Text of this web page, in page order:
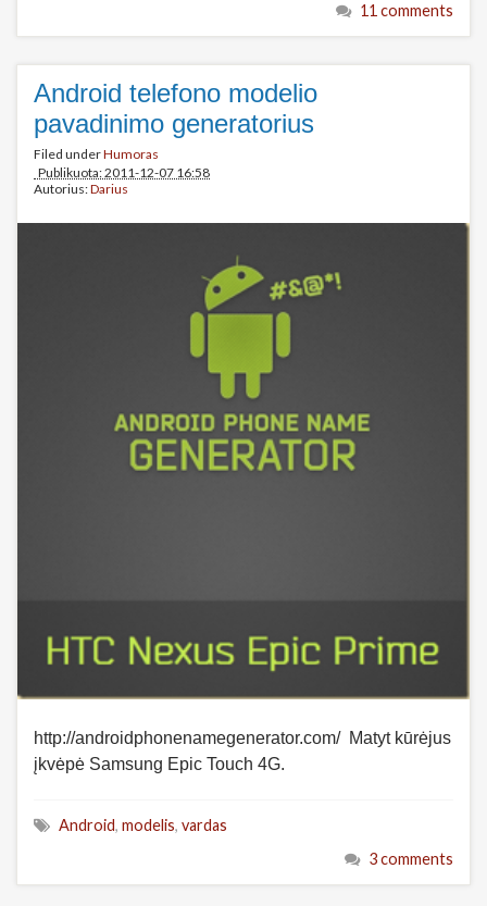
11 comments
Android telefono modelio
pavadinimo generatorius
Filed underHumoras
Publikuota: 2011-12-07 16:58
Autorius:Darius
http://androidphonenamegenerator.com/ Matyt kūrėjus
įkvėpė Samsung Epic Touch 4G.
Android, modelis, vardas
3 comments